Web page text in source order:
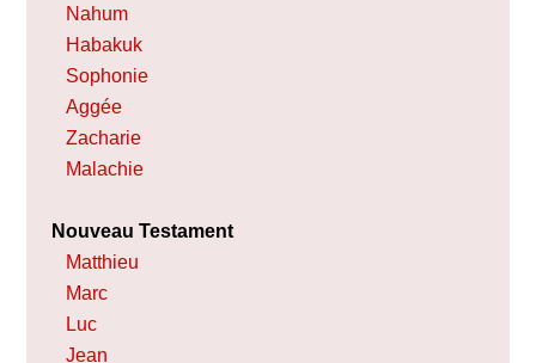
Nahum
Habakuk
Sophonie
Aggée
Zacharie
Malachie
Nouveau Testament
Matthieu
Marc
Luc
Jean